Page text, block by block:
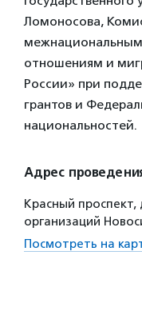
Ломоносова,
отношениям и
России» при
грантов и
национальностей.
Адрес
Красный
организаций
Посмотреть на